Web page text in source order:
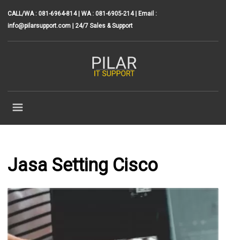
CALL/WA : 081-6964-814 | WA : 081-6905-214 | Email :
info@pilarsupport.com | 24/7 Sales & Support
Jasa Setting Cisco